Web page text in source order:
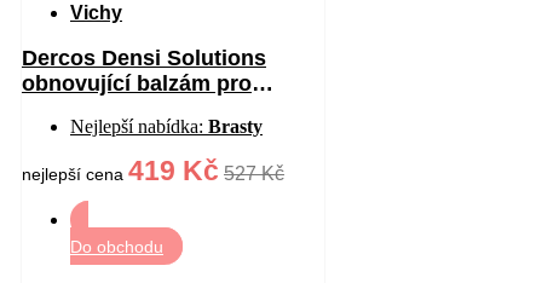
Vichy
Dercos Densi Solutions
obnovující balzám pro
Nejlepší nabídka: Brasty
nejlepší cena 419 Kč 527 Kč
Do obchodu